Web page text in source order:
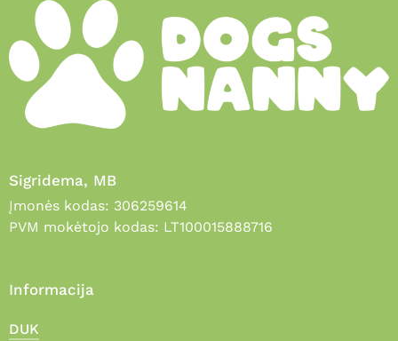
Sigridema, MB
Įmonės kodas: 306259614
PVM mokėtojo kodas: LT100015888716
Informacija
DUK